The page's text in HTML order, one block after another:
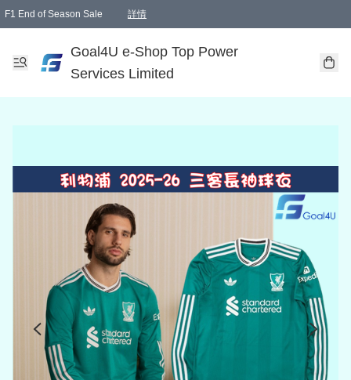
F1 End of Season Sale 詳情
Goal4U e-Shop Top Power
Services Limited